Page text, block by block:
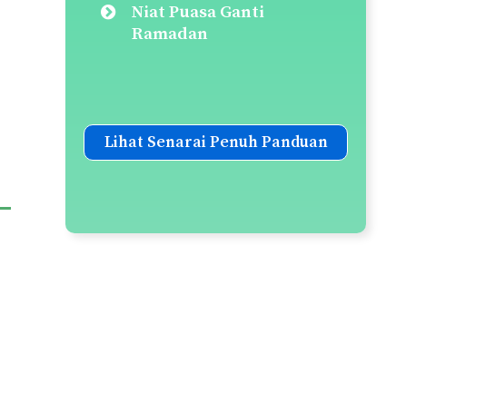
Niat Puasa Ganti
Ramadan
Lihat Senarai Penuh Panduan